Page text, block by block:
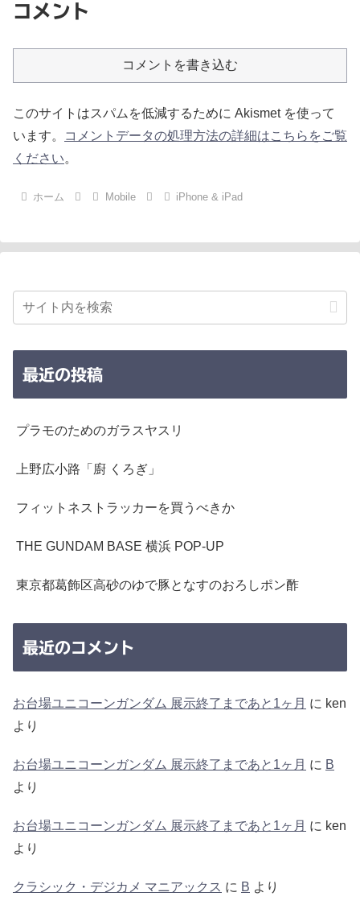
コメント
コメントを書き込む
このサイトはスパムを低減するために Akismet を使って
います。
コメントデータの処理方法の詳細はこちらをご覧
ください。
ホーム Mobile iPhone & iPad
最近の投稿
プラモのためのガラスヤスリ
上野広小路「廚 くろぎ」
フィットネストラッカーを買うべきか
THE GUNDAM BASE 横浜 POP-UP
東京都葛飾区高砂のゆで豚となすのおろしポン酢
最近のコメント
お台場ユニコーンガンダム 展示終了まであと1ヶ月 に ken
より
お台場ユニコーンガンダム 展示終了まであと1ヶ月 に B
より
お台場ユニコーンガンダム 展示終了まであと1ヶ月 に ken
より
クラシック・デジカメ マニアックス に B より